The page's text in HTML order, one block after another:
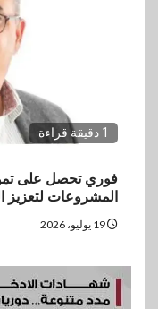
1 دقيقة قراءة
المشروعات لتعزيز